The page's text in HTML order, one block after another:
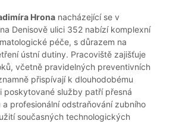
Hrona nacházející se v
Denisově ulici 352 nabízí komplexní
péče, s důrazem na
ústní dutiny. Pracoviště zajišťuje
včetně pravidelných preventivních
přispívají k dlouhodobému
poskytované služby patří přesná
profesionální odstraňování zubního
současných technologických